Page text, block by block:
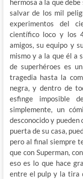
hermosa a la que
salvar de los mil
experimentos del
científico loco y los
amigos, su equipo y
mismo y a la que él a
de superhéroes es
tragedia hasta la
negra, y dentro de
esfinge imposible
simplemente, un
desconocido y pueden
puerta de su casa,
pero al final siempre
que con Superman,
eso es lo que hace
entre el pulp y la tira